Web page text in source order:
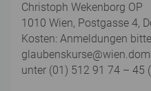
Christoph Wekenborg OP
1010 Wien, Postgasse 4,
Kosten: Anmeldungen
unter (01) 512 91 74 – 45